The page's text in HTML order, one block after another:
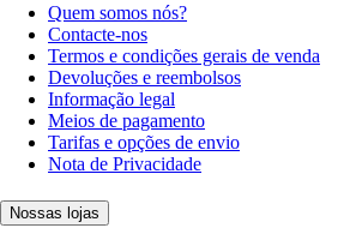
Quem somos nós?
Contacte-nos
Termos e condições gerais de venda
Devoluções e reembolsos
Informação legal
Meios de pagamento
Tarifas e opções de envio
Nota de Privacidade
Nossas lojas